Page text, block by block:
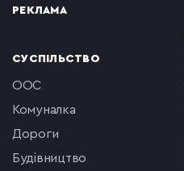
РЕКЛАМА
СУСПІЛЬСТВО
ООС
комуналка
Дороги
будівництво